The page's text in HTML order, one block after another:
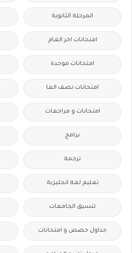
المرحلة الثانوية
امتحانات اخر العام
امتحانات موحدة
امتحانات نصف العا
امتحانات و مراجعات
برامج
ترجمة
تعليم لغة انجليزية
تنسيق الجامعات
جداول حصص و امتحانات